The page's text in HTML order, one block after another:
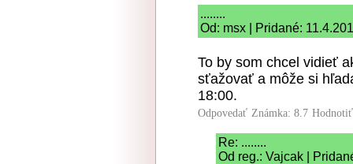
........
Od: msx | Pridané:
To by som chcel vidieť
sťažovať a môže si
18:00.
Odpovedať Známka: 8.7
Re: ........
Od reg.: Vajcak |